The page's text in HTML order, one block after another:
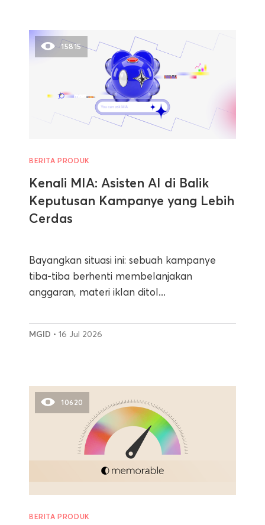
15815
BERITA PRODUK
Kenali MIA: Asisten AI di Balik
Keputusan Kampanye yang Lebih
Cerdas
Bayangkan situasi ini: sebuah kampanye
tiba-tiba berhenti membelanjakan
anggaran, materi iklan ditol...
MGID • 16 Jul 2026
10620
BERITA PRODUK